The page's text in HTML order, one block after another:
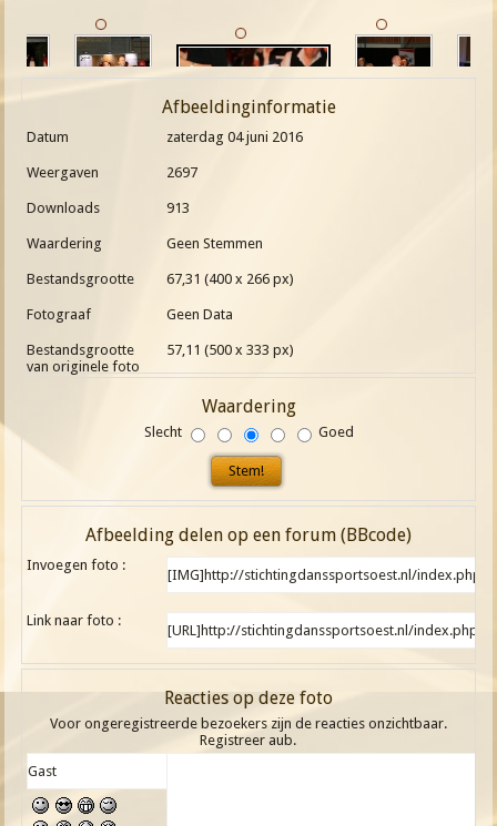
Afbeeldinginformatie
Datum zaterdag 04 juni 2016
Weergaven 2697
Downloads 913
Waardering Geen Stemmen
Bestandsgrootte 67,31 (400 x 266 px)
Fotograaf Geen Data
Bestandsgrootte
van originele foto
57,11 (500 x 333 px)
Waardering
Slecht Goed
Afbeelding delen op een forum (BBcode)
Invoegen foto :
Link naar foto :
Reacties op deze foto
Voor ongeregistreerde bezoekers zijn de reacties onzichtbaar.
Registreer aub.